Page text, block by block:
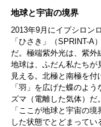
地球と宇宙の境界
2013年9月にイプシロン
「ひさき」（SPRINT-A
だ。極端紫外光は、紫外
地球は、ふだん私たちが
見える。北極と南極を
「羽」を広げた蝶のよ
ズマ（電離した気体）だ。
「ここが地球と宇宙の
した状態でとどまって